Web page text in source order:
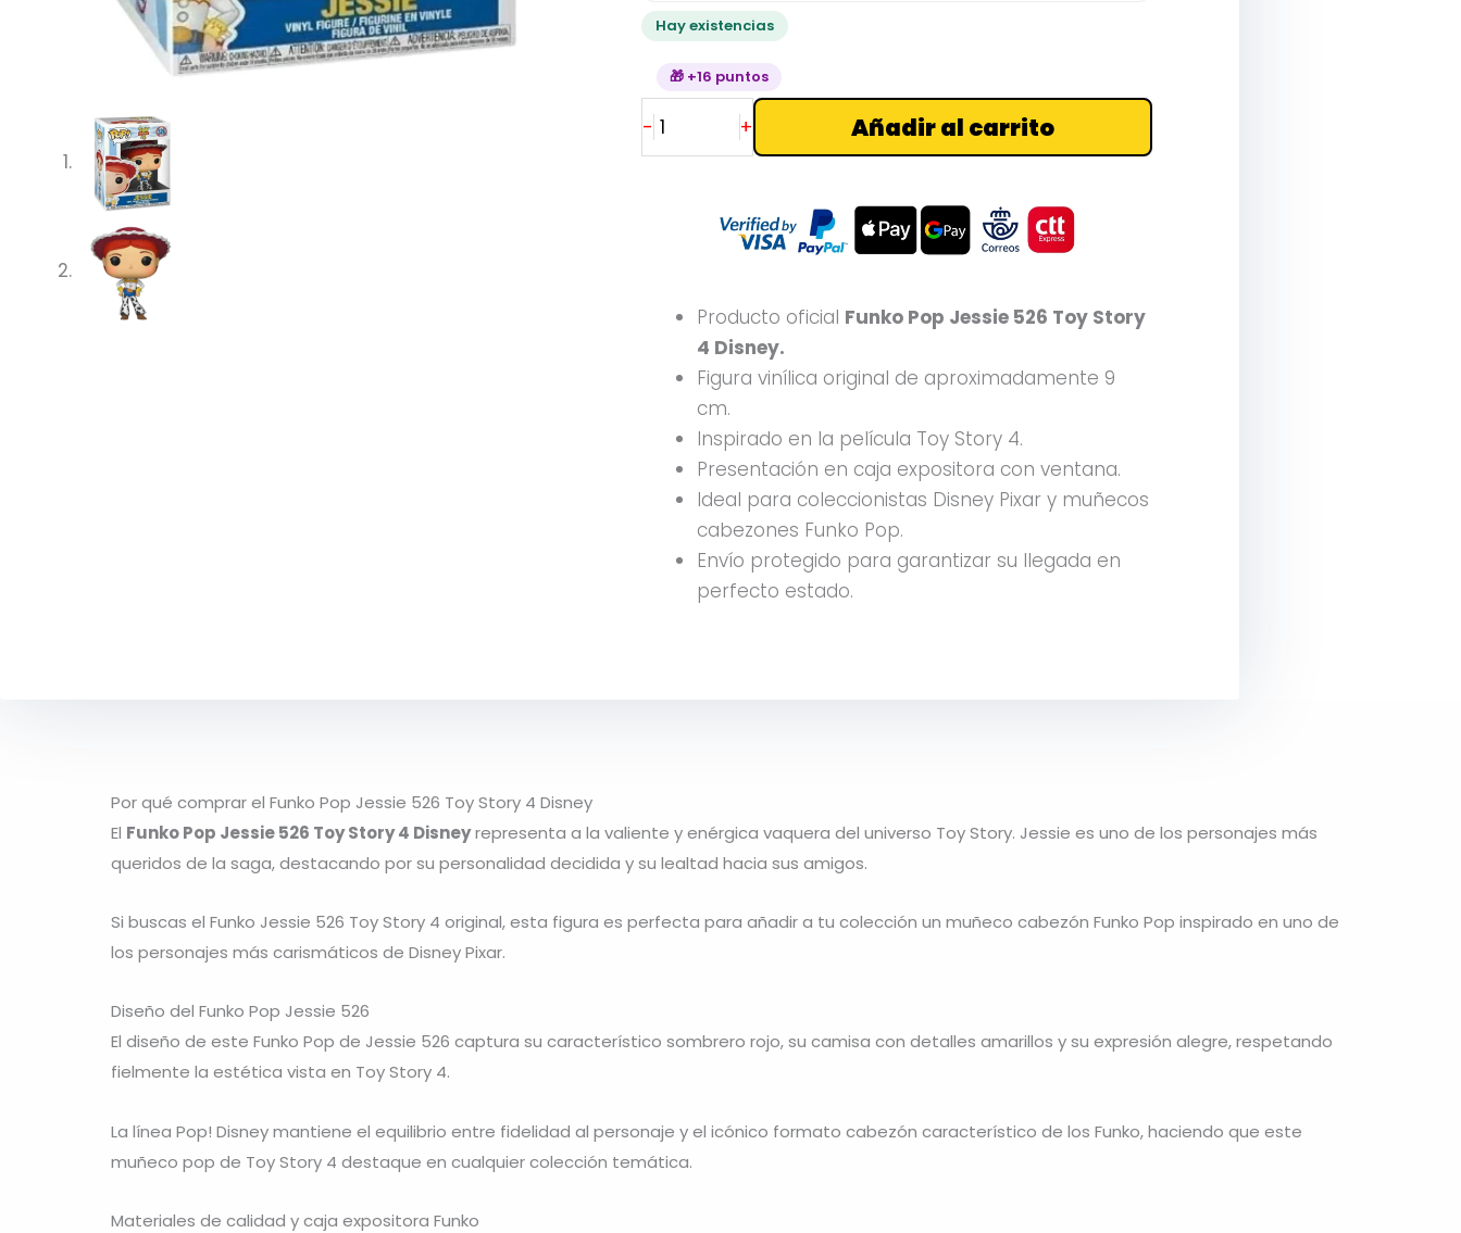
Hay existencias
🎁 +16 puntos
-
Disney
cantidad
+ Añadir al carrito
Producto oficial Funko Pop Jessie 526 Toy Story
4 Disney.
Figura vinílica original de aproximadamente 9
cm.
Inspirado en la película Toy Story 4.
Presentación en caja expositora con ventana.
Ideal para coleccionistas Disney Pixar y muñecos
cabezones Funko Pop.
Envío protegido para garantizar su llegada en
perfecto estado.
Por qué comprar el Funko Pop Jessie 526 Toy Story 4 Disney
El Funko Pop Jessie 526 Toy Story 4 Disneyrepresenta a la valiente y enérgica vaquera del universo Toy Story. Jessie es uno de los personajes más
queridos de la saga, destacando por su personalidad decidida y su lealtad hacia sus amigos.
Si buscas el Funko Jessie 526 Toy Story 4 original, esta figura es perfecta para añadir a tu colección un muñeco cabezón Funko Pop inspirado en uno de
los personajes más carismáticos de Disney Pixar.
Diseño del Funko Pop Jessie 526
El diseño de este Funko Pop de Jessie 526 captura su característico sombrero rojo, su camisa con detalles amarillos y su expresión alegre, respetando
fielmente la estética vista en Toy Story 4.
La línea Pop! Disney mantiene el equilibrio entre fidelidad al personaje y el icónico formato cabezón característico de los Funko, haciendo que este
muñeco pop de Toy Story 4 destaque en cualquier colección temática.
Materiales de calidad y caja expositora Funko